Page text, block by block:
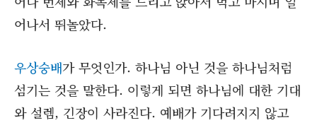
어나서 뛰놀았다.
우상숭배가 무엇인가. 하나님 아닌 것을 하나님처럼
섬기는 것을 말한다. 이렇게 되면 하나님에 대한 기대
와 설렘, 긴장이 사라진다. 예배가 기다려지지 않고